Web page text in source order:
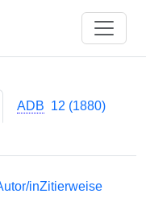
ADB 12 (1880)
inZitierweise